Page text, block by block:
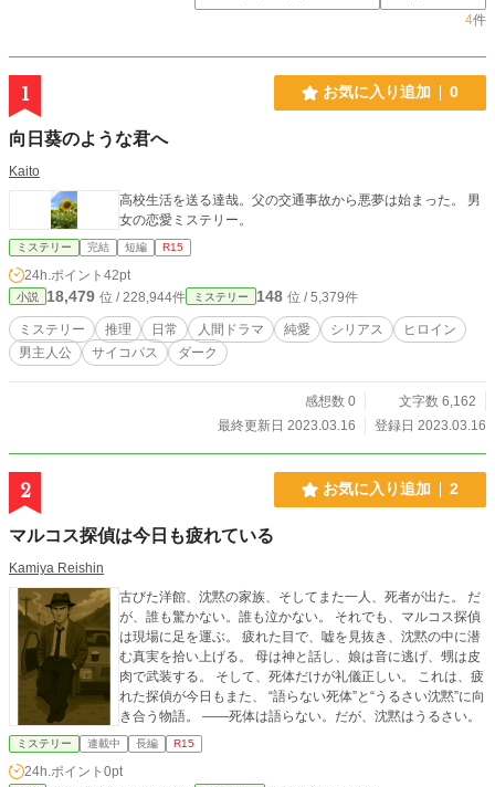
4件
1 お気に入り追加 0
向日葵のような君へ
Kaito
高校生活を送る達哉。父の交通事故から悪夢は始まった。 男
女の恋愛ミステリー。
ミステリー 完結 短編 R15
24h.ポイント 42pt
小説 18,479 位 / 228,944件 ミステリー 148 位 / 5,379件
ミステリー 推理 日常 人間ドラマ 純愛 シリアス
ヒロイン
男主人公
サイコパス ダーク
感想数 0
文字数 6,162
最終更新日 2023.03.16
登録日 2023.03.16
2 お気に入り追加 2
マルコス探偵は今日も疲れている
Kamiya Reishin
古びた洋館、沈黙の家族、そしてまた一人、死者が出た。 だ
が、誰も驚かない。誰も泣かない。 それでも、マルコス探偵
は現場に足を運ぶ。 疲れた目で、嘘を見抜き、沈黙の中に潜
む真実を拾い上げる。 母は神と話し、娘は音に逃げ、甥は皮
肉で武装する。 そして、死体だけが礼儀正しい。 これは、疲
れた探偵が今日もまた、 “語らない死体”と“うるさい沈黙”に向
き合う物語。 ――死体は語らない。だが、沈黙はうるさい。
ミステリー 連載中 長編 R15
24h.ポイント 0pt